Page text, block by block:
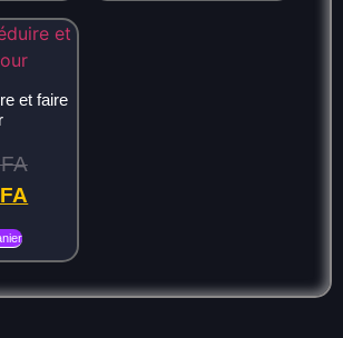
et faire